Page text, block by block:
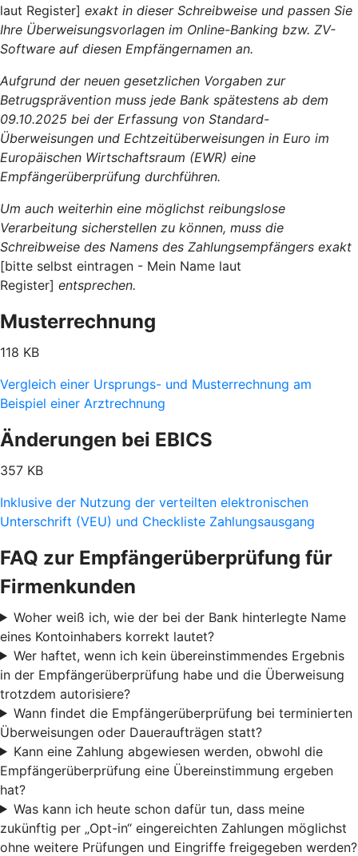
laut Register] exakt in dieser Schreibweise und passen Sie
Ihre Überweisungsvorlagen im Online-Banking bzw. ZV-
Software auf diesen Empfängernamen an.
Aufgrund der neuen gesetzlichen Vorgaben zur
Betrugsprävention muss jede Bank spätestens ab dem
09.10.2025 bei der Erfassung von Standard-
Überweisungen und Echtzeitüberweisungen in Euro im
Europäischen Wirtschaftsraum (EWR) eine
Empfängerüberprüfung durchführen.
Um auch weiterhin eine möglichst reibungslose
Verarbeitung sicherstellen zu können, muss die
Schreibweise des Namens des Zahlungsempfängers exakt
[bitte selbst eintragen - Mein Name laut
Register] entsprechen.
Musterrechnung
118 KB
Vergleich einer Ursprungs- und Musterrechnung am
Beispiel einer Arztrechnung
Änderungen bei EBICS
357 KB
Inklusive der Nutzung der verteilten elektronischen
Unterschrift (VEU) und Checkliste Zahlungsausgang
FAQ zur Empfängerüberprüfung für
Firmenkunden
Woher weiß ich, wie der bei der Bank hinterlegte Name
eines Kontoinhabers korrekt lautet?
Wer haftet, wenn ich kein übereinstimmendes Ergebnis
in der Empfängerüberprüfung habe und die Überweisung
trotzdem autorisiere?
Wann findet die Empfängerüberprüfung bei terminierten
Überweisungen oder Daueraufträgen statt?
Kann eine Zahlung abgewiesen werden, obwohl die
Empfängerüberprüfung eine Übereinstimmung ergeben
hat?
Was kann ich heute schon dafür tun, dass meine
zukünftig per „Opt-in“ eingereichten Zahlungen möglichst
ohne weitere Prüfungen und Eingriffe freigegeben werden?